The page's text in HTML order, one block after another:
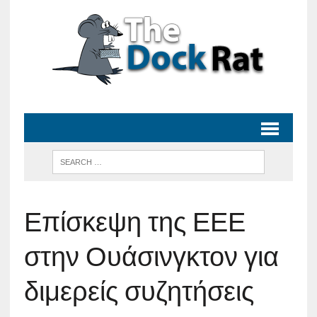
Επίσκεψη της ΕΕΕ
στην Ουάσινγκτον για
διμερείς συζητήσεις